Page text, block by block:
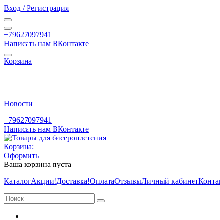
Вход / Регистрация
+79627097941
Написать нам ВКонтакте
Корзина
Новости
+79627097941
Написать нам ВКонтакте
Корзина:
Оформить
Ваша корзина пуста
КаталогАкции!Доставка!ОплатаОтзывыЛичный кабинет